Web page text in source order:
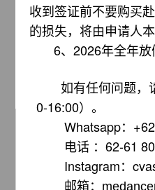
收到签证前不要购买
的损失，将由申请人
6、2026年全年放
如有任何问题，
0-16:00）。
Whatsapp：
电话 ：62-61
Instagram：
邮箱：